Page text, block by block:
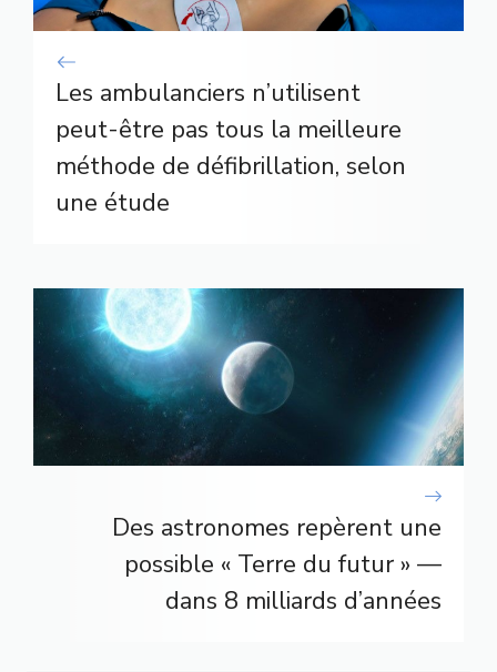
Les ambulanciers n’utilisent
peut-être pas tous la meilleure
méthode de défibrillation, selon
une étude
Des astronomes repèrent une
possible « Terre du futur » —
dans 8 milliards d’années